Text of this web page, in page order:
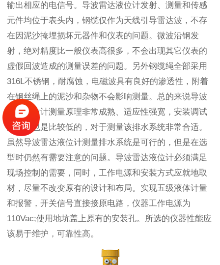
输出相应的电信号。导波雷达液位计发射、测量和传感
元件均位于表头内，钢缆仅作为天线引导雷达波，不存
在因泥沙掩埋损坏元器件和仪表的问题。微波沿钢发
射，绝对精度比一般仪表高很多，不会出现其它仪表的
虚假回波造成的测量误差的问题。另外钢缆绳全部采用
316L不锈钢，耐腐蚀，电磁波具有良好的渗透性，附着
在钢丝绳上的泥沙和杂物不会影响测量。总的来说导波
雷达液位计测量原理非常成熟、适应性强宽，安装调试
的成本也是比较低的，对于测量该排水系统非常合适。
虽然导波雷达液位计测量排水系统是可行的，但是在选
型时仍然有需要注意的问题。导波雷达液位计必须满足
现场控制的需要，同时，工作电源和安装方式应就地取
材，尽量不改变原有的设计和布局。实现五级液体计量
和报警，开关信号直接接原电路，仪器工作电源为
110Vac;使用地坑盖上原有的安装孔。所选的仪器性能应
该易于维护，可靠性高。